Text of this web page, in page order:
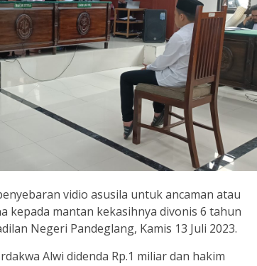
vidio asusila untuk ancaman atau
kepada mantan kekasihnya divonis 6 tahun
Negeri Pandeglang, Kamis 13 Juli 2023.
Alwi didenda Rp.1 miliar dan hakim